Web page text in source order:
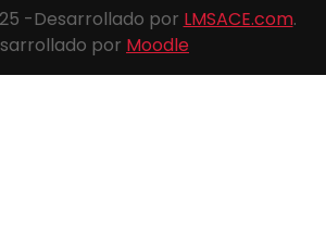
-Desarrollado por LMSACE.com.
por Moodle